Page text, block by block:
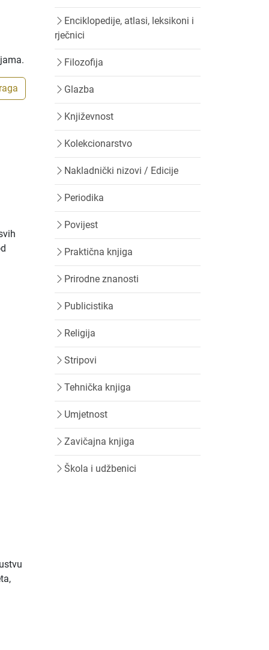
Enciklopedije, atlasi, leksikoni i
rječnici
Filozofija
Glazba
Književnost
Kolekcionarstvo
Nakladnički nizovi / Edicije
Periodika
Povijest
Praktična knjiga
Prirodne znanosti
Publicistika
Religija
Stripovi
Tehnička knjiga
Umjetnost
Zavičajna knjiga
Škola i udžbenici